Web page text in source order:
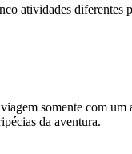
atividades
somente com
da aventura.